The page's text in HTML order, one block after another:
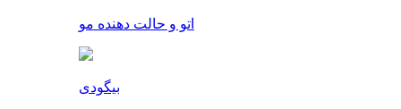
اتو و حالت دهنده مو
بیگودی